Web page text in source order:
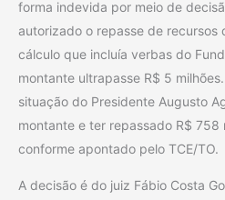
forma indevida por meio de
autorizado o repasse de recursos
cálculo que incluía verbas do
montante ultrapasse R$ 5
situação do Presidente Augusto
montante e ter repassado R$ 758
conforme apontado pelo TCE/TO.
A decisão é do juiz Fábio Costa